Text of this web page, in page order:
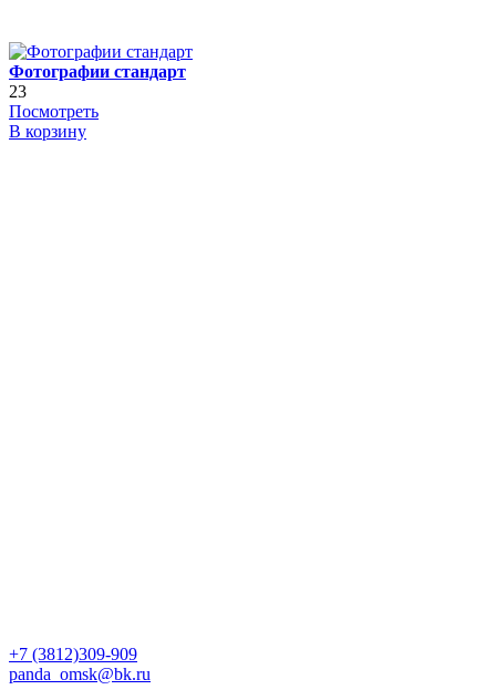
Фотографии стандарт
23
Посмотреть
В корзину
+7 (3812)309-909
panda_omsk@bk.ru